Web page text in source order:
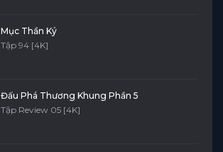
Mục Thần Ký
Tập 94 [4K]
Đấu Phá Thương Khung Phần 5
Tập Review 05 [4K]